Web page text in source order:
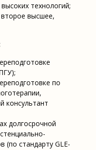
технологий;
высшее,
по
консультант
долгосрочной
(по стандарту GLE-